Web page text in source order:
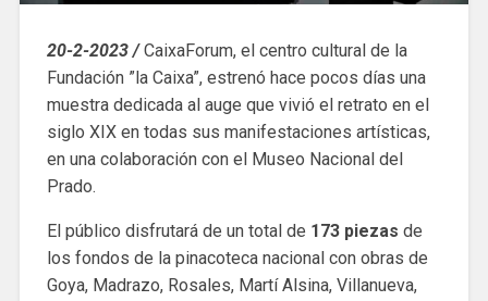
20-2-2023 /CaixaForum, el centro cultural de la
Fundación ”la Caixa”, estrenó hace pocos días una
muestra dedicada al auge que vivió el retrato en el
siglo XIX en todas sus manifestaciones artísticas,
en una colaboración con el Museo Nacional del
Prado.
El público disfrutará de un total de 173 piezas de
los fondos de la pinacoteca nacional con obras de
Goya, Madrazo, Rosales, Martí Alsina, Villanueva,